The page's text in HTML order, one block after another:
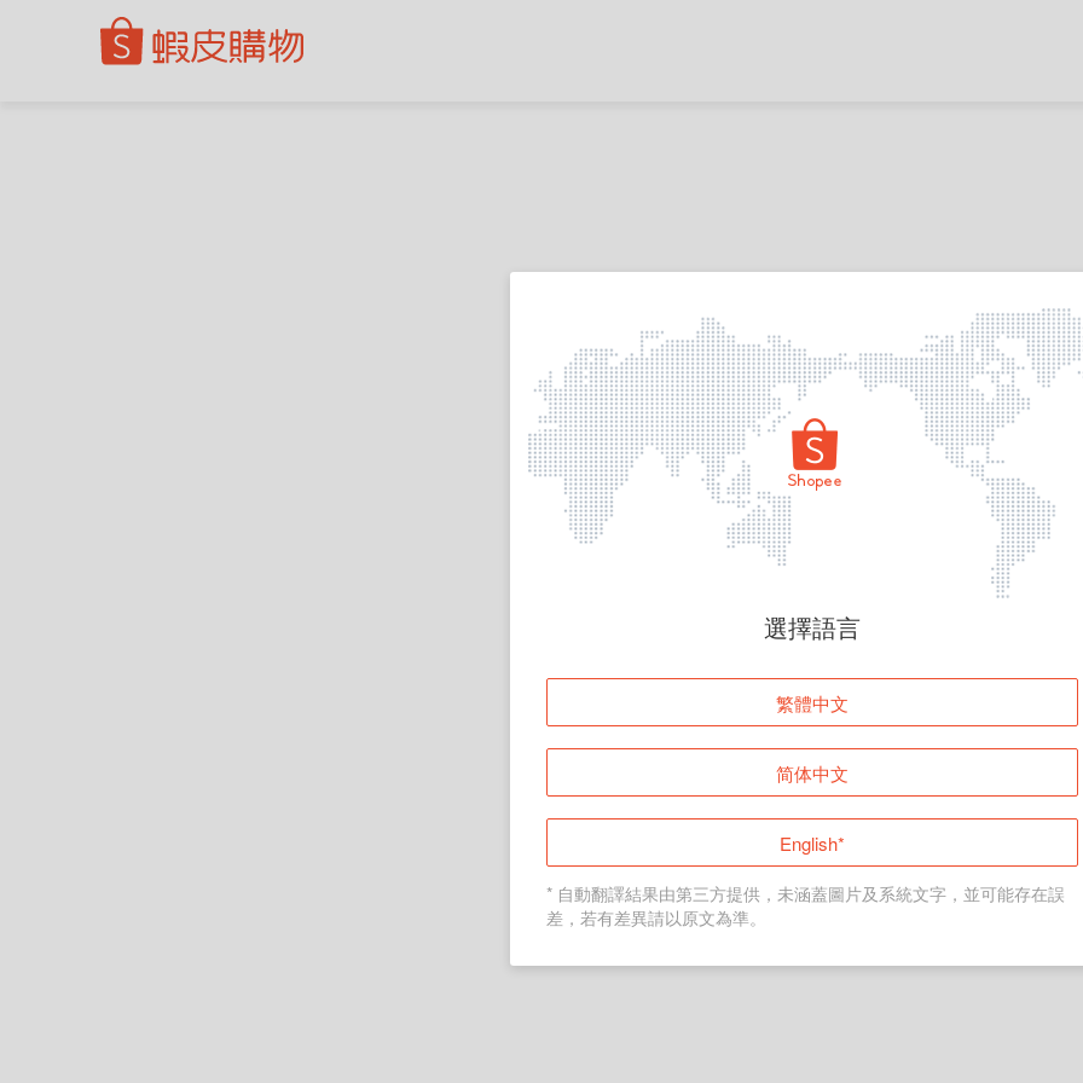
頁面無法顯示
登入
返回首頁
選擇語言
繁體中文
简体中文
English*
* 自動翻譯結果由第三方提供，未涵蓋圖片及系統文字，並可能存在誤
差，若有差異請以原文為準。